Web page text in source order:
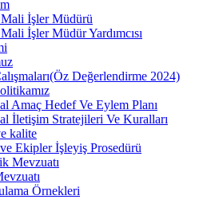
İşler Müdürü
İşler Müdür Yardımcısı
Değerlendirme 2024)
Amaç Hedef Ve Eylem Planı
İletişim Stratejileri Ve Kuralları
kalite
Ekipler İşleyiş Prosedürü
Mevzuatı
Örnekleri